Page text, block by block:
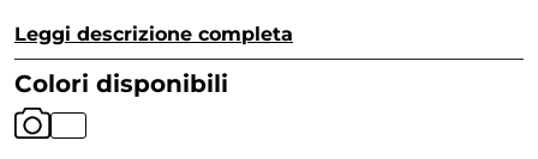
Leggi descrizione completa
Colori disponibili